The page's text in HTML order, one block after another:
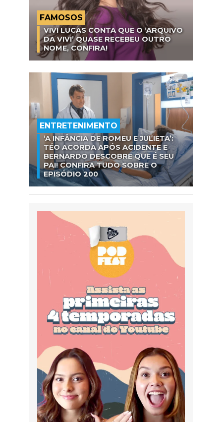
FAMOSOS
VIVI LUCAS CONTA QUE O ‘ARQUIVO
DA VIVI’ QUASE RECEBEU OUTRO
NOME, CONFIRA!
ENTRETENIMENTO
‘A INFÂNCIA DE ROMEU E JULIETA’:
TÉO ACORDA APÓS ACIDENTE E
BERNARDO DESCOBRE QUE É SEU
PAI! CONFIRA TUDO SOBRE O
EPISÓDIO 200